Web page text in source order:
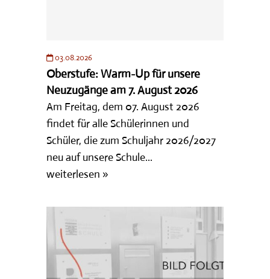
03.08.2026
Oberstufe: Warm-Up für unsere
Neuzugänge am 7. August 2026
Am Freitag, dem 07. August 2026
findet für alle Schülerinnen und
Schüler, die zum Schuljahr 2026/2027
neu auf unsere Schule...
weiterlesen »